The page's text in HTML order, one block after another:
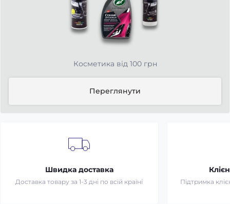
Косметика від 100 грн
Переглянути
Швидка доставка
Доставка товару за 1-3 дні по всій країні Підтримка